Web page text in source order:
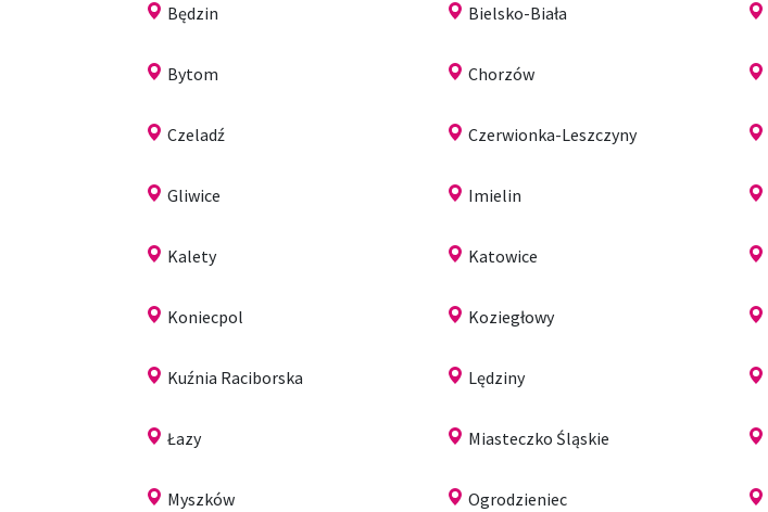
Będzin Bielsko-Biała
Bytom Chorzów
Czeladź Czerwionka-Leszczyny
Gliwice Imielin
Kalety Katowice
Koniecpol Koziegłowy
Kuźnia Raciborska Lędziny
Łazy Miasteczko Śląskie
Myszków Ogrodzieniec